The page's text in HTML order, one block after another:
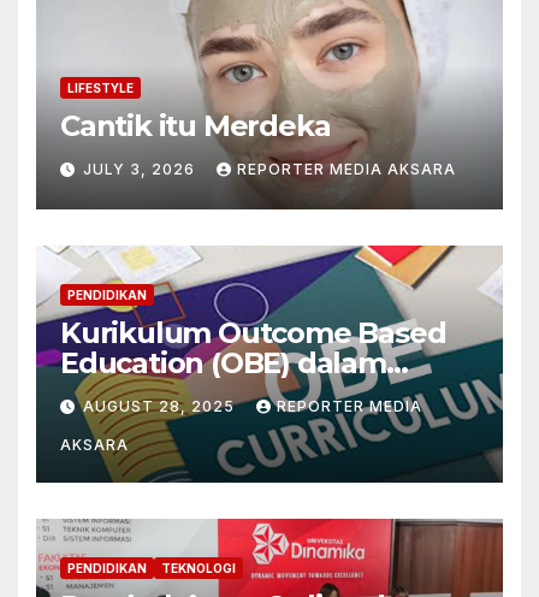
LIFESTYLE
Cantik itu Merdeka
JULY 3, 2026 REPORTER MEDIA AKSARA
PENDIDIKAN
Kurikulum Outcome Based
Education (OBE) dalam
Mengintegrasikan
Paradigma Filsafat
Pendidikan Konstruktivistik
dan Pragmatis
AUGUST 28, 2025 REPORTER MEDIA
AKSARA
PENDIDIKAN TEKNOLOGI